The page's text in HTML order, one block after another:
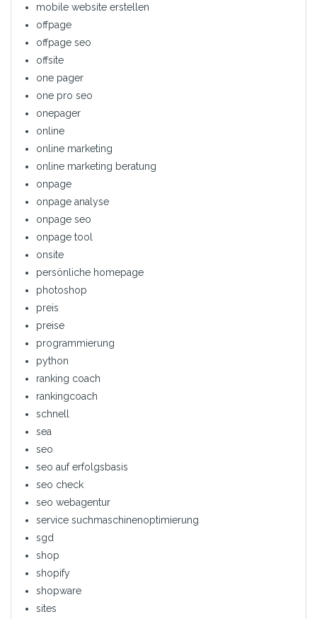
mobile website erstellen
offpage
offpage seo
offsite
one pager
one pro seo
onepager
online
online marketing
online marketing beratung
onpage
onpage analyse
onpage seo
onpage tool
onsite
persönliche homepage
photoshop
preis
preise
programmierung
python
ranking coach
rankingcoach
schnell
sea
seo
seo auf erfolgsbasis
seo check
seo webagentur
service suchmaschinenoptimierung
sgd
shop
shopify
shopware
sites